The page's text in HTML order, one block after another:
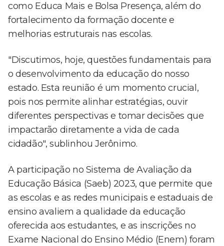
como Educa Mais e Bolsa Presença, além do
fortalecimento da formação docente e
melhorias estruturais nas escolas.
"Discutimos, hoje, questões fundamentais para
o desenvolvimento da educação do nosso
estado. Esta reunião é um momento crucial,
pois nos permite alinhar estratégias, ouvir
diferentes perspectivas e tomar decisões que
impactarão diretamente a vida de cada
cidadão", sublinhou Jerônimo.
A participação no Sistema de Avaliação da
Educação Básica (Saeb) 2023, que permite que
as escolas e as redes municipais e estaduais de
ensino avaliem a qualidade da educação
oferecida aos estudantes, e as inscrições no
Exame Nacional do Ensino Médio (Enem) foram